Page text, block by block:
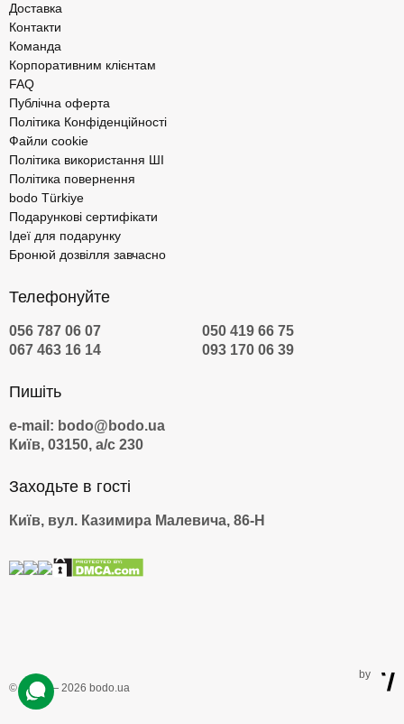
Доставка
Контакти
Команда
Корпоративним клієнтам
FAQ
Публічна оферта
Політика Конфіденційності
Файли cookie
Політика використання ШІ
Політика повернення
bodo Türkiye
Подарункові сертифікати
Ідеї для подарунку
Бронюй дозвілля завчасно
Телефонуйте
056 787 06 07
050 419 66 75
067 463 16 14
093 170 06 39
Пишіть
e-mail: bodo@bodo.ua
Київ, 03150, а/с 230
Заходьте в гості
Київ, вул. Казимира Малевича, 86-Н
© 2009 — 2026 bodo.ua
by